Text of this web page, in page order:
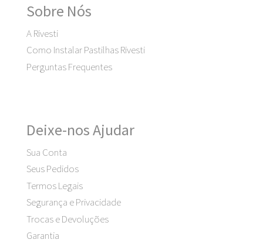
Sobre Nós
A Rivesti
Como Instalar Pastilhas Rivesti
Perguntas Frequentes
Deixe-nos Ajudar
Sua Conta
Seus Pedidos
Termos Legais
Segurança e Privacidade
Trocas e Devoluções
Garantia